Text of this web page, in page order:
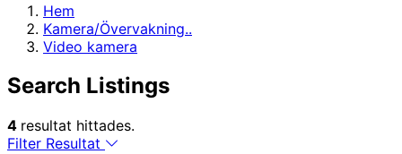
Hem
Kamera/Övervakning..
Video kamera
Search Listings
4 resultat hittades.
Filter Resultat